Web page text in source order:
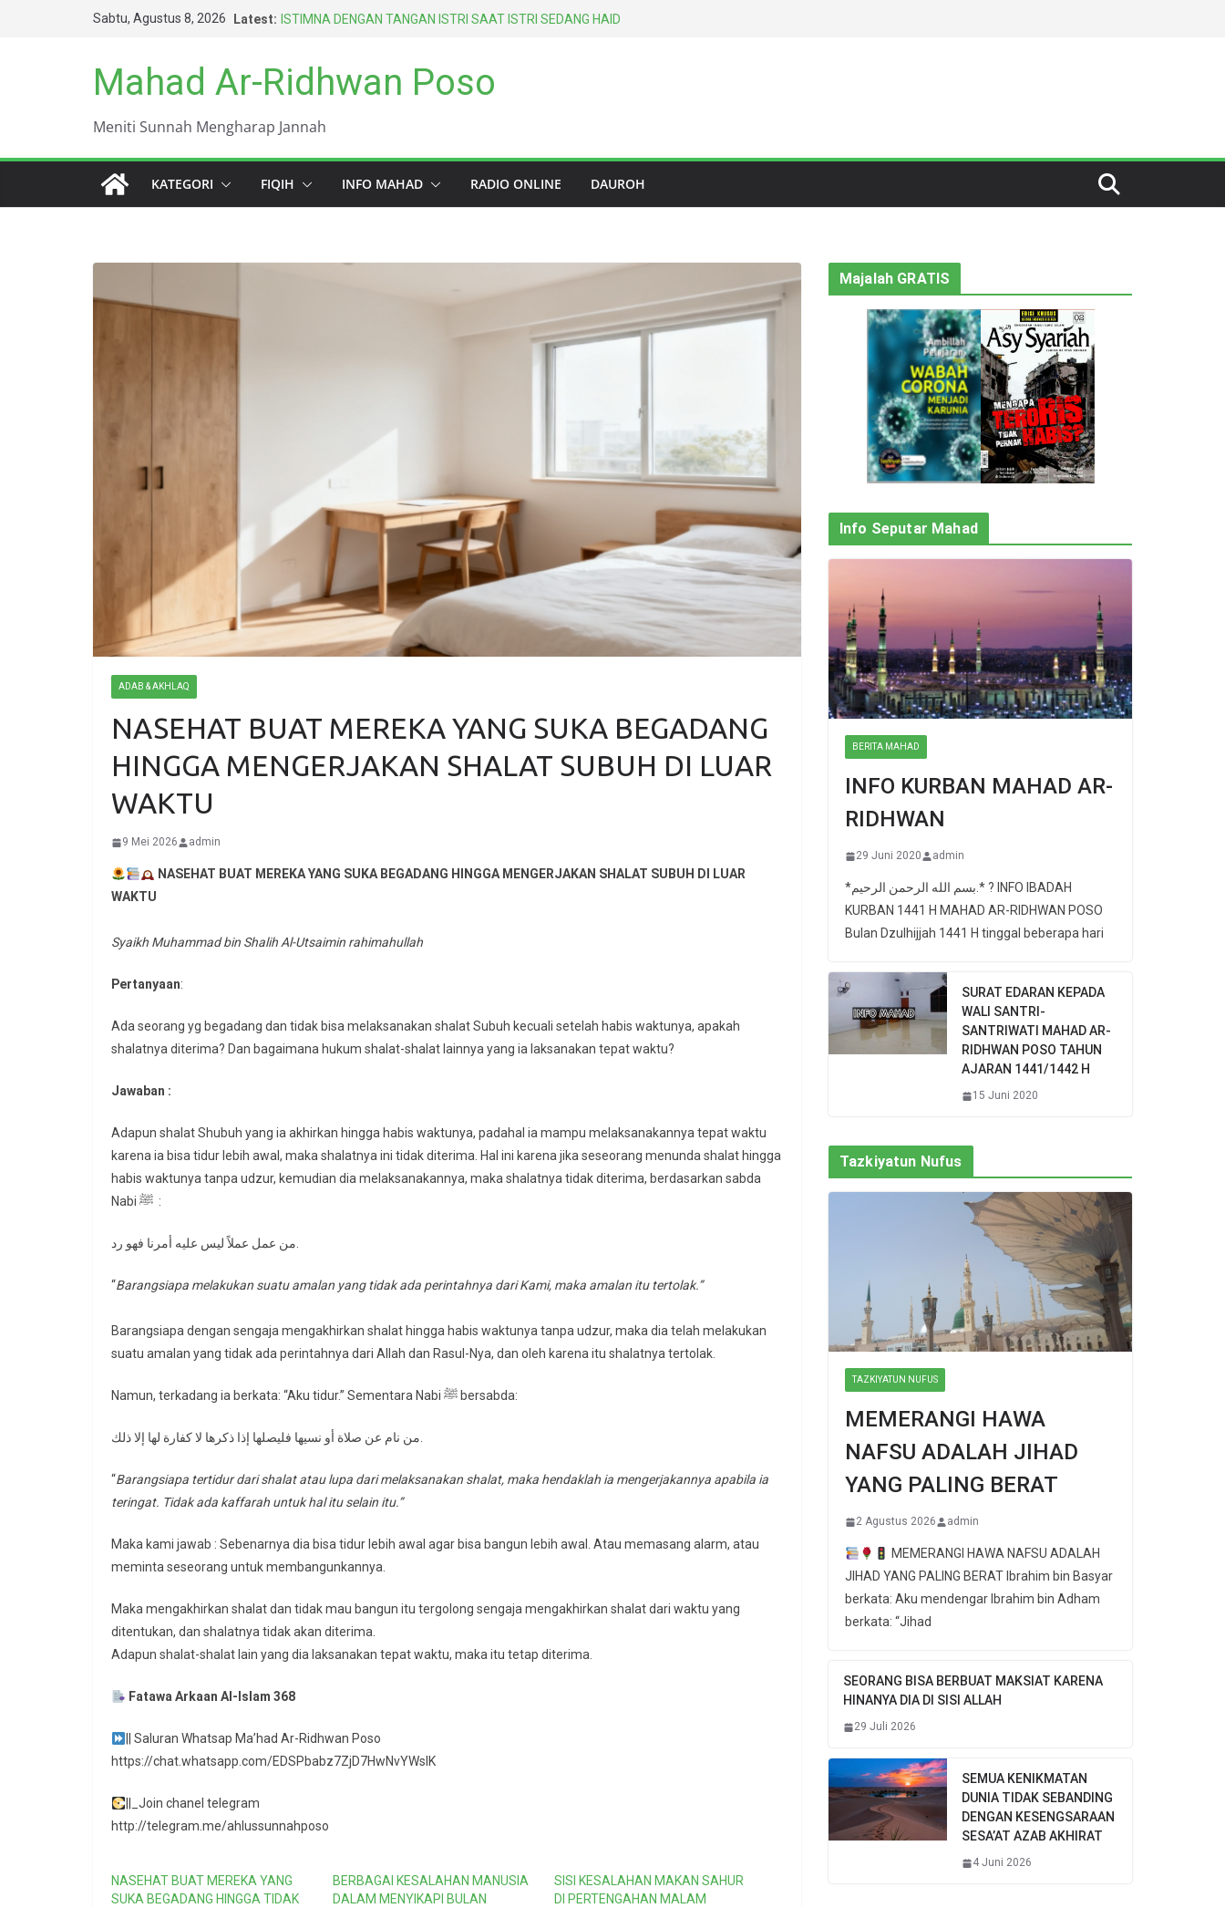
Sabtu, Agustus 8, 2026 Latest: ISTIMNA DENGAN TANGAN ISTRI SAAT ISTRI SEDANG HAID
HARUS BERAGAMA DENGAN METODE TIGA GENERASI
TERBAIK UMAT INI (AS-SALAF ASH-SHALIH)
KEWAJIBAN PALING PERTAMA ATAS SETIAP MANUSIA
Mahad Ar-Ridhwan Poso
Meniti Sunnah Mengharap Jannah
KATEGORI FIQIH INFO MAHAD RADIO ONLINE DAUROH
ADAB & AKHLAQ
NASEHAT BUAT MEREKA YANG SUKA BEGADANG
HINGGA MENGERJAKAN SHALAT SUBUH DI LUAR
WAKTU
9 Mei 2026 admin
NASEHAT BUAT MEREKA YANG SUKA BEGADANG HINGGA MENGERJAKAN SHALAT SUBUH DI LUAR
WAKTU
Syaikh Muhammad bin Shalih Al-Utsaimin rahimahullah
Pertanyaan:
Ada seorang yg begadang dan tidak bisa melaksanakan shalat Subuh kecuali setelah habis waktunya, apakah
shalatnya diterima? Dan bagaimana hukum shalat-shalat lainnya yang ia laksanakan tepat waktu?
Jawaban :
Adapun shalat Shubuh yang ia akhirkan hingga habis waktunya, padahal ia mampu melaksanakannya tepat waktu
karena ia bisa tidur lebih awal, maka shalatnya ini tidak diterima. Hal ini karena jika seseorang menunda shalat hingga
habis waktunya tanpa udzur, kemudian dia melaksanakannya, maka shalatnya tidak diterima, berdasarkan sabda
Nabi ﷺ :
من عمل عملاً ليس عليه أمرنا فهو رد.
“Barangsiapa melakukan suatu amalan yang tidak ada perintahnya dari Kami, maka amalan itu tertolak.”
Barangsiapa dengan sengaja mengakhirkan shalat hingga habis waktunya tanpa udzur, maka dia telah melakukan
suatu amalan yang tidak ada perintahnya dari Allah dan Rasul-Nya, dan oleh karena itu shalatnya tertolak.
Namun, terkadang ia berkata: “Aku tidur.” Sementara Nabi ﷺ bersabda:
من نام عن صلاة أو نسيها فليصلها إذا ذكرها لا كفارة لها إلا ذلك.
“Barangsiapa tertidur dari shalat atau lupa dari melaksanakan shalat, maka hendaklah ia mengerjakannya apabila ia
teringat. Tidak ada kaffarah untuk hal itu selain itu.”
Maka kami jawab : Sebenarnya dia bisa tidur lebih awal agar bisa bangun lebih awal. Atau memasang alarm, atau
meminta seseorang untuk membangunkannya.
Maka mengakhirkan shalat dan tidak mau bangun itu tergolong sengaja mengakhirkan shalat dari waktu yang
ditentukan, dan shalatnya tidak akan diterima.
Adapun shalat-shalat lain yang dia laksanakan tepat waktu, maka itu tetap diterima.
Fatawa Arkaan Al-Islam 368
|| Saluran Whatsap Ma’had Ar-Ridhwan Poso
https://chat.whatsapp.com/EDSPbabz7ZjD7HwNvYWslK
||_Join chanel telegram
http://telegram.me/ahlussunnahposo
NASEHAT BUAT MEREKA YANG
SUKA BEGADANG HINGGA TIDAK
BERBAGAI KESALAHAN MANUSIA
DALAM MENYIKAPI BULAN
SISI KESALAHAN MAKAN SAHUR
DI PERTENGAHAN MALAM
Majalah GRATIS
Info Seputar Mahad
BERITA MAHAD
INFO KURBAN MAHAD AR-
RIDHWAN
29 Juni 2020 admin
*بسم الله الرحمن الرحيم.* ? INFO IBADAH
KURBAN 1441 H MAHAD AR-RIDHWAN POSO
Bulan Dzulhijjah 1441 H tinggal beberapa hari
SURAT EDARAN KEPADA
WALI SANTRI-
SANTRIWATI MAHAD AR-
RIDHWAN POSO TAHUN
AJARAN 1441/1442 H
15 Juni 2020
Tazkiyatun Nufus
TAZKIYATUN NUFUS
MEMERANGI HAWA
NAFSU ADALAH JIHAD
YANG PALING BERAT
2 Agustus 2026 admin
MEMERANGI HAWA NAFSU ADALAH
JIHAD YANG PALING BERAT Ibrahim bin Basyar
berkata: Aku mendengar Ibrahim bin Adham
berkata: “Jihad
SEORANG BISA BERBUAT MAKSIAT KARENA
HINANYA DIA DI SISI ALLAH
29 Juli 2026
SEMUA KENIKMATAN
DUNIA TIDAK SEBANDING
DENGAN KESENGSARAAN
SESA’AT AZAB AKHIRAT
4 Juni 2026